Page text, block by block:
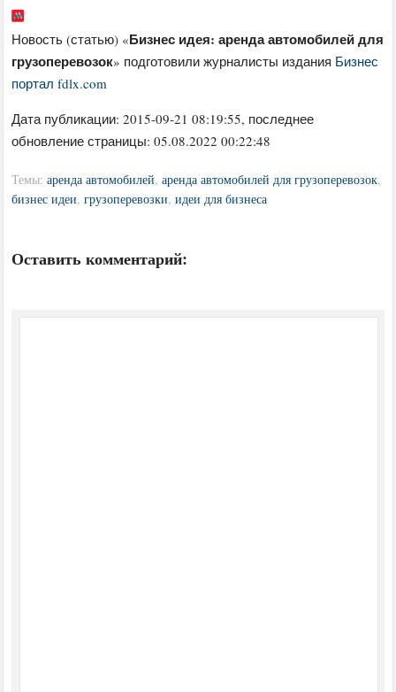
Новость (статью) «Бизнес идея: аренда автомобилей для
грузоперевозок» подготовили журналисты издания Бизнес
портал fdlx.com
Дата публикации:2015-09-21 08:19:55, последнее
обновление страницы: 05.08.2022 00:22:48
Темы:аренда автомобилей,аренда автомобилей для грузоперевозок,
бизнес идеи,грузоперевозки,идеи для бизнеса
Оставить комментарий: